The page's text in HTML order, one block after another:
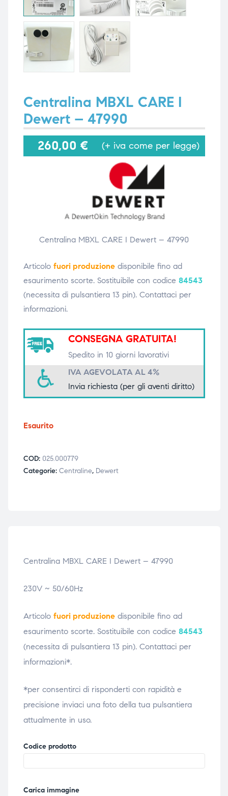
Centralina MBXL CARE I
Dewert – 47990
260,00 € (+ iva come per legge)
Centralina MBXL CARE I Dewert – 47990
Articolo fuori produzionedisponibile fino ad
esaurimento scorte. Sostituibile con codice 84543
(necessita di pulsantiera 13 pin). Contattaci per
informazioni.
CONSEGNA GRATUITA!
Spedito in 10 giorni lavorativi
IVA AGEVOLATA AL 4%
Invia richiesta (per gli aventi diritto)
Esaurito
COD: 025.000779
Categorie: Centraline, Dewert
Centralina MBXL CARE I Dewert – 47990
230V ~ 50/60Hz
Articolo fuori produzionedisponibile fino ad
esaurimento scorte. Sostituibile con codice 84543
(necessita di pulsantiera 13 pin). Contattaci per
informazioni*.
*per consentirci di risponderti con rapidità e
precisione inviaci una foto della tua pulsantiera
attualmente in uso.
Codice prodotto
Carica immagine